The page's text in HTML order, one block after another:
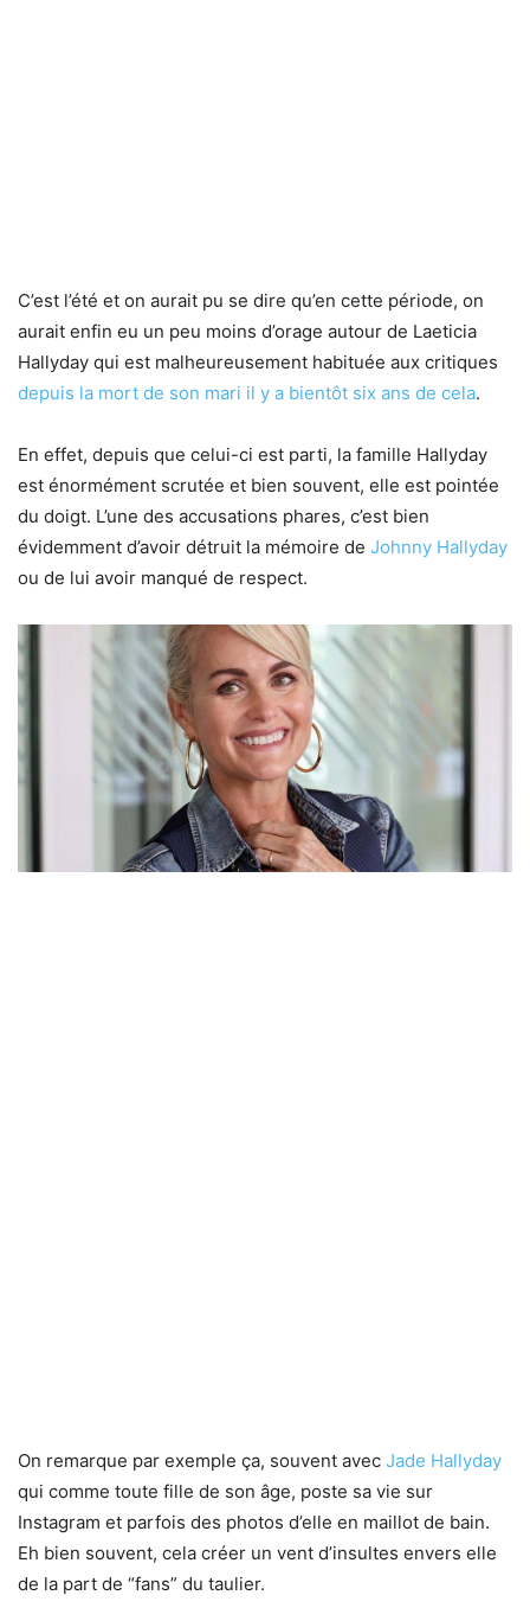
C’est l’été et on aurait pu se dire qu’en cette période, on
aurait enfin eu un peu moins d’orage autour de Laeticia
Hallyday qui est malheureusement habituée aux critiques
depuis la mort de son mari il y a bientôt six ans de cela.
En effet, depuis que celui-ci est parti, la famille Hallyday
est énormément scrutée et bien souvent, elle est pointée
du doigt. L’une des accusations phares, c’est bien
évidemment d’avoir détruit la mémoire de Johnny Hallyday
ou de lui avoir manqué de respect.
On remarque par exemple ça, souvent avec Jade Hallyday
qui comme toute fille de son âge, poste sa vie sur
Instagram et parfois des photos d’elle en maillot de bain.
Eh bien souvent, cela créer un vent d’insultes envers elle
de la part de “fans” du taulier.